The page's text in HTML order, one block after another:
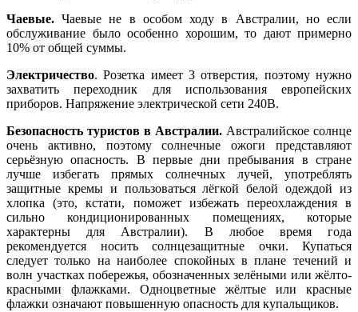
Чаевые. Чаевые не в особом ходу в Австралии, но если
обслуживание было особенно хорошим, то дают примерно
10% от общей суммы.
Электричество. Розетка имеет 3 отверстия, поэтому нужно
захватить переходник для использования европейских
приборов. Напряжение электрической сети 240В.
Безопасность туристов в Австралии. Австралийское солнце
очень активно, поэтому солнечные ожоги представляют
серьёзную опасность. В первые дни пребывания в стране
лучше избегать прямых солнечных лучей, употреблять
защитные кремы и пользоваться лёгкой белой одеждой из
хлопка (это, кстати, поможет избежать переохлаждения в
сильно кондиционированных помещениях, которые
характерны для Австралии). В любое время года
рекомендуется носить солнцезащитные очки. Купаться
следует только на наиболее спокойных в плане течений и
волн участках побережья, обозначенных зелёными или жёлто-
красными флажками. Одноцветные жёлтые или красные
флажки означают повышенную опасность для купальщиков.